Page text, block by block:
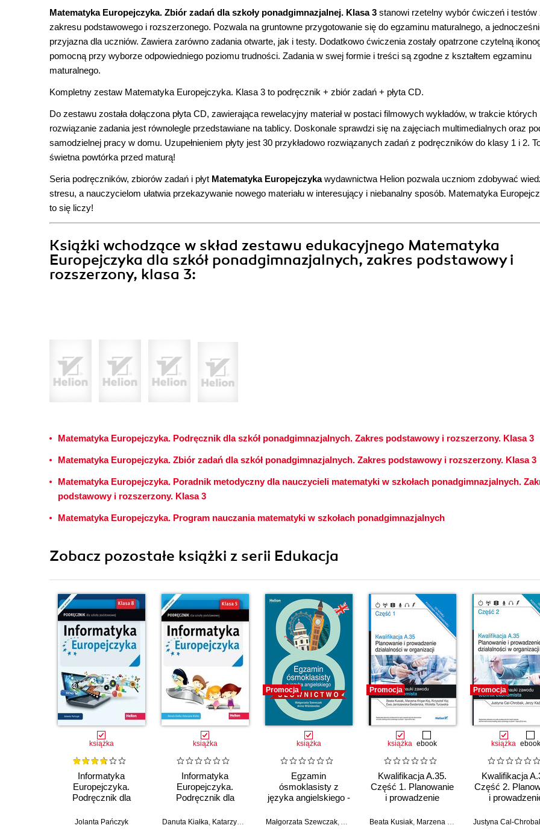
Matematyka Europejczyka. Zbiór zadań dla szkoły ponadgimnazjalnej. Klasa 3 stanowi rzetelny wybór ćwiczeń i testów
zakresu podstawowego i rozszerzonego. Pozwala na gruntowne przygotowanie się do egzaminu maturalnego, a
przyjazna dla uczniów. Zawiera zarówno zadania otwarte, jak i testy. Dodatkowo ćwiczenia zostały opatrzone czytelną
pomocną przy wyborze odpowiedniego poziomu trudności. Zadania w swej formie i treści są zgodne z kształtem egzaminu
maturalnego.
Kompletny zestaw Matematyka Europejczyka. Klasa 3 to podręcznik + zbiór zadań + płyta CD.
Do zestawu została dołączona płyta CD, zawierająca rewelacyjny materiał w postaci filmowych wykładów, w trakcie których
rozwiązanie zadania jest równolegle przedstawiane na tablicy. Doskonale sprawdzi się na zajęciach multimedialnych oraz
samodzielnej pracy w domu. Uzupełnieniem płyty jest 30 przykładowo rozwiązanych zadań z podręczników do klasy 1 i 2.
świetna powtórka przed maturą!
Seria podręczników, zbiorów zadań i płyt Matematyka Europejczykawydawnictwa Helion pozwala uczniom zdobywać
stresu, a nauczycielom ułatwia przekazywanie nowego materiału w interesujący i niebanalny sposób. Matematyka
to się liczy!
Książki wchodzące w skład zestawu edukacyjnego Matematyka
Europejczyka dla szkół ponadgimnazjalnych, zakres podstawowy i
rozszerzony, klasa 3:
Matematyka Europejczyka. Podręcznik dla szkół ponadgimnazjalnych. Zakres podstawowy i rozszerzony. Klasa 3
Matematyka Europejczyka. Zbiór zadań dla szkół ponadgimnazjalnych. Zakres podstawowy i rozszerzony. Klasa 3
Matematyka Europejczyka. Poradnik metodyczny dla nauczycieli matematyki w szkołach ponadgimnazjalnych.
podstawowy i rozszerzony. Klasa 3
Matematyka Europejczyka. Program nauczania matematyki w szkołach ponadgimnazjalnych
Zobacz pozostałe książki z serii Edukacja
książka
Informatyka
Europejczyka.
Podręcznik dla
Klasa 8 (Wydanie II)
Jolanta Pańczyk
książka
Informatyka
Europejczyka.
Podręcznik dla
Klasa 5 (Wydanie II)
Danuta Kiałka Katarzyna Kiałka
Promocja
książka
Egzamin
ósmoklasisty z
języka angielskiego -
Małgorzata Szewczak Anna Wiśniewska
Promocja
książka ebook
Kwalifikacja A.35.
Część 1. Planowanie
i prowadzenie
organizacji.
Beata Kusiak Marzena Krigar-Koj ,Krzysztof Koj,
Promocja
książka ebook
Kwalifikacja
Część 2.
i
organizacji.
Justyna Cal-